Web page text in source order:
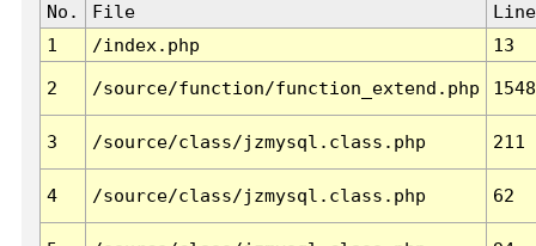
No. File
Line
1
/index.php 13
2 /source/function/function_extend.php 1548
3 /source/class/jzmysql.class.php 211
4 /source/class/jzmysql.class.php 62